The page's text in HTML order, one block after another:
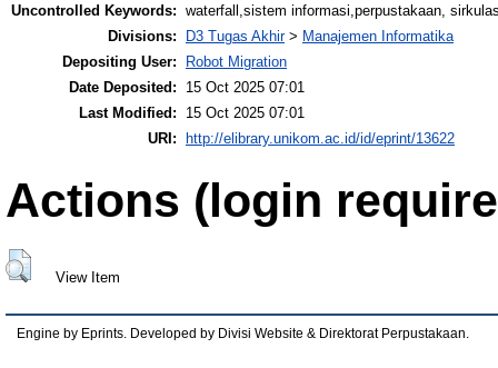
Uncontrolled Keywords: waterfall,sistem informasi,perpustakaan,
Divisions:
D3 Tugas Akhir> Manajemen Informatika
Depositing User:
Robot Migration
Date Deposited:
15 Oct 2025 07:01
Last Modified:
15 Oct 2025 07:01
URI: http://elibrary.unikom.ac.id/id/eprint/13622
Actions (login
View Item
Engine by Eprints. Developed by Divisi Website & Direktorat Perpustakaan.